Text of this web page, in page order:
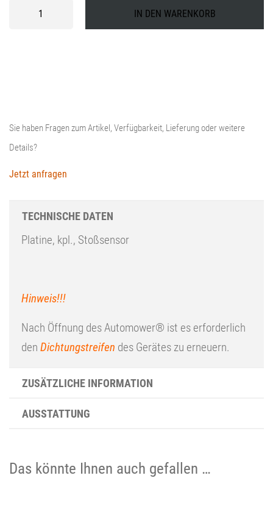
IN DEN WARENKORB
Sie haben Fragen zum Artikel, Verfügbarkeit, Lieferung oder weitere
Details?
Jetzt anfragen
TECHNISCHE DATEN
Platine, kpl., Stoßsensor
Hinweis!!!
Nach Öffnung des Automower® ist es erforderlich
den Dichtungstreifen des Gerätes zu erneuern.
ZUSÄTZLICHE INFORMATION
AUSSTATTUNG
Das könnte Ihnen auch gefallen …